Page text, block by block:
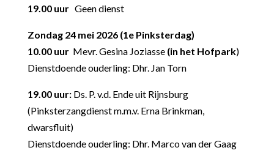
19.00 uur Geen dienst
Zondag 24 mei 2026 (1ePinksterdag)
10.00 uur Mevr. Gesina Joziasse (in het Hofpark)
Dienstdoende ouderling: Dhr. Jan Torn
19.00 uur:Ds. P. v.d. Ende uit Rijnsburg
(Pinksterzangdienst m.m.v. Erna Brinkman,
dwarsfluit)
Dienstdoende ouderling: Dhr. Marco van der Gaag